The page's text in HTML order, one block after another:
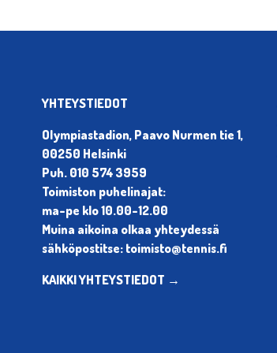
YHTEYSTIEDOT
Olympiastadion, Paavo Nurmen tie 1,
00250 Helsinki
Puh. 010 574 3959
Toimiston puhelinajat:
ma-pe klo 10.00-12.00
Muina aikoina olkaa yhteydessä
sähköpostitse: toimisto@tennis.fi
KAIKKI YHTEYSTIEDOT →